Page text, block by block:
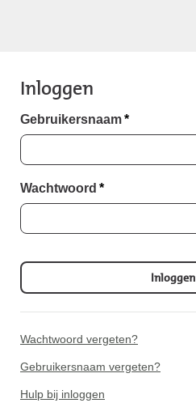
Inloggen
Gebruikersnaam*
Wachtwoord *
Inloggen
Wachtwoord vergeten?
Gebruikersnaam vergeten?
Hulp bij inloggen